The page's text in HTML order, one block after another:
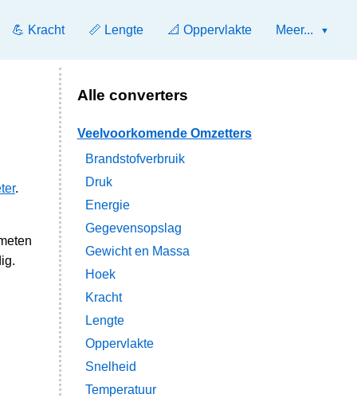
💪 Kracht 📏 Lengte 📐 Oppervlakte Meer...
.
Alle converters
Veelvoorkomende Omzetters
Brandstofverbruik
Druk
Energie
Gegevensopslag
Gewicht en Massa
Hoek
Kracht
Lengte
Oppervlakte
Snelheid
Temperatuur